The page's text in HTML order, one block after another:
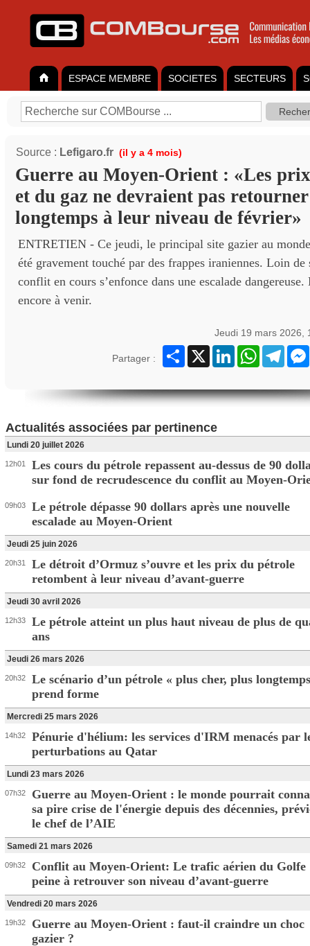
ESPACE MEMBRE SOCIETES SECTEURS
Source : Lefigaro.fr (il y a 4 mois)
Guerre au Moyen-Orient : «Les
et du gaz ne devraient pas
longtemps à leur niveau de février»
ENTRETIEN - Ce jeudi, le principal site gazier au
été gravement touché par des frappes iraniennes. Loin de
conflit en cours s’enfonce dans une escalade
encore à venir.
Jeudi 19 mars 2026,
Partager :
Partager
X LinkedInWhatsApp
Actualités associées par pertinence
Lundi 20 juillet 2026
12h01
Les cours du pétrole repassent au-dessus de 90
sur fond de recrudescence du conflit au Moyen-
09h03
Le pétrole dépasse 90 dollars après une nouvelle
escalade au Moyen-Orient
Jeudi 25 juin 2026
20h31
Le détroit d’Ormuz s’ouvre et les prix du pétrole
retombent à leur niveau d’avant-guerre
Jeudi 30 avril 2026
12h33
Le pétrole atteint un plus haut niveau de plus de
ans
Jeudi 26 mars 2026
20h32
Le scénario d’un pétrole « plus cher, plus
prend forme
Mercredi 25 mars 2026
14h32
Pénurie d'hélium: les services d'IRM menacés par
perturbations au Qatar
Lundi 23 mars 2026
07h32
Guerre au Moyen-Orient : le monde pourrait
sa pire crise de l'énergie depuis des décennies,
le chef de l’AIE
Samedi 21 mars 2026
09h32
Conflit au Moyen-Orient: Le trafic aérien du Golfe
peine à retrouver son niveau d’avant-guerre
Vendredi 20 mars 2026
19h32
Guerre au Moyen-Orient : faut-il craindre un choc
gazier ?